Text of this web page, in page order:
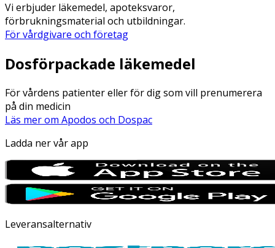
Vi erbjuder läkemedel, apoteksvaror,
förbrukningsmaterial och utbildningar.
För vårdgivare och företag
Dosförpackade läkemedel
För vårdens patienter eller för dig som vill prenumerera
på din medicin
Läs mer om Apodos och Dospac
Ladda ner vår app
Leveransalternativ